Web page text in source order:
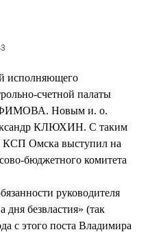
исполняющего
счетной палаты
Новым и. о.
КЛЮХИН. С таким
КСП Омска выступил на
бюджетного комитета
руководителя
безвластия» (так
с этого поста Владимира